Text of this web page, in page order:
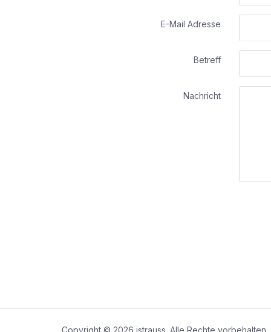
E-Mail Adresse
Betreff
Nachricht